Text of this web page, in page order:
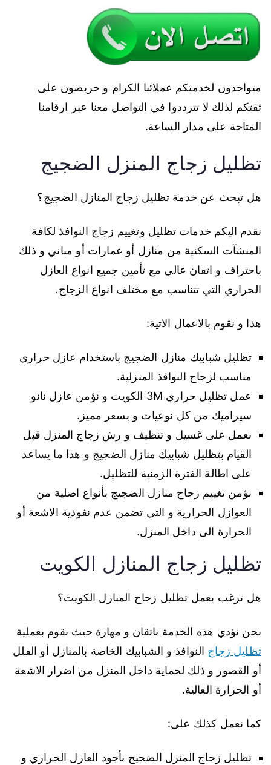
متواجدون لخدمتكم عملائنا الكرام و حريصون على
ثقتكم لذلك لا تترددوا في التواصل معنا عبر ارقامنا
المتاحة على مدار الساعة.
تظليل زجاج المنزل الضجيج
هل تبحث عن خدمة تظليل زجاج المنازل الضجيج؟
نقدم اليكم خدمات تظليل وتغييم زجاج النوافذ لكافة
المنشآت السكنية من منازل أو عمارات أو مباني و ذلك
باحتراف و اتقان عالي مع تأمين جميع انواع العازل
الحراري التي تتناسب مع مختلف انواع الزجاج.
هذا و نقوم بالاعمال الاتية:
تظليل شبابيك منازل الضجيج باستخدام عازل حراري
مناسب لزجاج النوافذ المنزلية.
عمل تظليل حراري 3M الكويت و نؤمن عازل نانو
سيراميك من كل نوعيات و بسعر مميز.
نعمل على غسيل و تنظيف و رش زجاج المنزل قبل
القيام بتظليل شبابيك منازل الضجيج و هذا ما يساعد
على اطالة الفترة الزمنية للتظليل.
نؤمن تغييم زجاج منازل الضجيج بأنواع اصلية من
العوازل الحرارية و التي تضمن عدم نفوذية الاشعة أو
الحرارة الى داخل المنزل.
تظليل زجاج المنازل الكويت
هل ترغب بعمل تظليل زجاج المنازل الكويت؟
نحن نؤدي هذه الخدمة باتقان و مهارة حيث نقوم بعملية
تظليل زجاج النوافذ و الشبابيك الخاصة بالمنازل أو الفلل
أو القصور و ذلك لحماية داخل المنزل من اضرار الاشعة
أو الحرارة العالية.
كما نعمل كذلك على:
تظليل زجاج المنزل الضجيج بأجود العازل الحراري و